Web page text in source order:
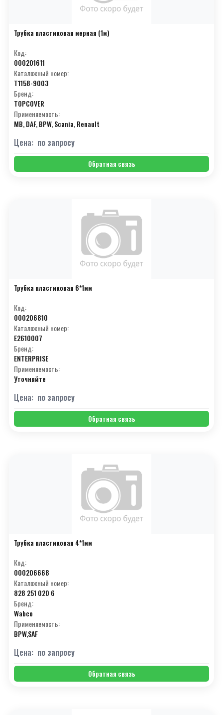
Трубка пластиковая мерная (1м)
Код:
000201611
Каталожный номер:
T1158-9003
Бренд:
TOPCOVER
Применяемость:
MB, DAF, BPW, Scania, Renault
Цена: по запросу
Обратная связь
Трубка пластиковая 6*1мм
Код:
000206810
Каталожный номер:
E2610007
Бренд:
ENTERPRISE
Применяемость:
Уточняйте
Цена: по запросу
Обратная связь
Трубка пластиковая 4*1мм
Код:
000206668
Каталожный номер:
828 251 020 6
Бренд:
Wabco
Применяемость:
BPW,SAF
Цена: по запросу
Обратная связь